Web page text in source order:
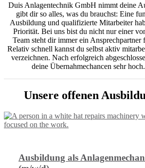
Duis Anlagentechnik GmbH nimmt deine
gibt dir so alles, was du brauchst: Eine
Ausbildung und qualifizierte Mitarbeiter
Priorität. Bei uns bist du nicht nur einer
Team steht dir immer ein Ansprechpartner
Relativ schnell kannst du selbst aktiv
verzeichnen. Nach erfolgreich
deine Übernahmechancen sehr
Unsere offenen
Ausbildung als